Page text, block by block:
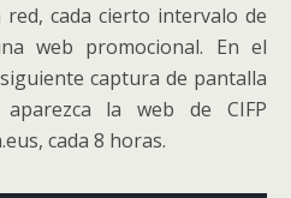
cada cierto intervalo de
web promocional. En el
captura de pantalla
la web de CIFP
cada 8 horas.